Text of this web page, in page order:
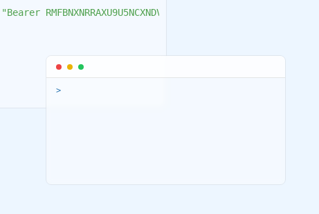
"Bearer RMFBNXNRRAXU9U5NCXNDV7VIZGTMNSXYU7911ICS"
>